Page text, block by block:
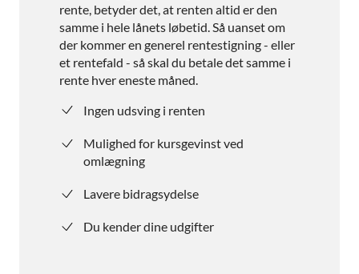
rente, betyder det, at renten altid er den
samme i hele lånets løbetid. Så uanset om
der kommer en generel rentestigning - eller
et rentefald - så skal du betale det samme i
rente hver eneste måned.
Ingen udsving i renten
Mulighed for kursgevinst ved
omlægning
Lavere bidragsydelse
Du kender dine udgifter